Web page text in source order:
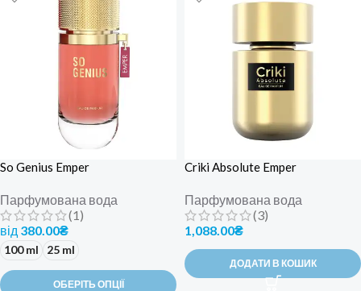
So Genius Emper
Парфумована вода
(1)
від 380.00₴
100 ml 25 ml
ОБЕРІТЬ ОПЦІЇ
Criki Absolute Emper
Парфумована вода
(3)
1,088.00₴
ДОДАТИ В КОШИК